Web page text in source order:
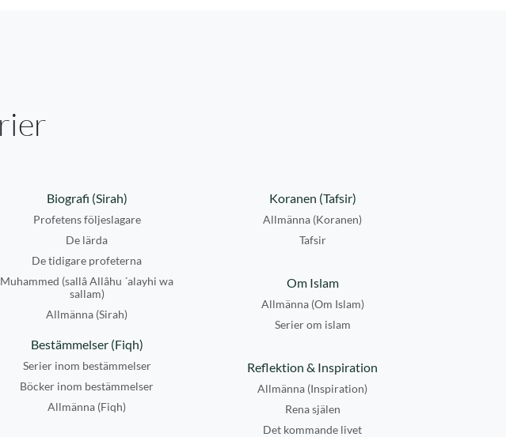
Biografi (Sirah)
Profetens följeslagare
De lärda
De tidigare profeterna
Muhammed (sallâ Allâhu ´alayhi wa
sallam)
Allmänna (Sirah)
Koranen (Tafsir)
Allmänna (Koranen)
Tafsir
Om Islam
Allmänna (Om Islam)
Serier om islam
Bestämmelser (Fiqh)
Serier inom bestämmelser
Böcker inom bestämmelser
Allmänna (Fiqh)
Reflektion & Inspiration
Allmänna (Inspiration)
Rena själen
Det kommande livet